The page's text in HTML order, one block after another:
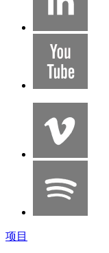
项目